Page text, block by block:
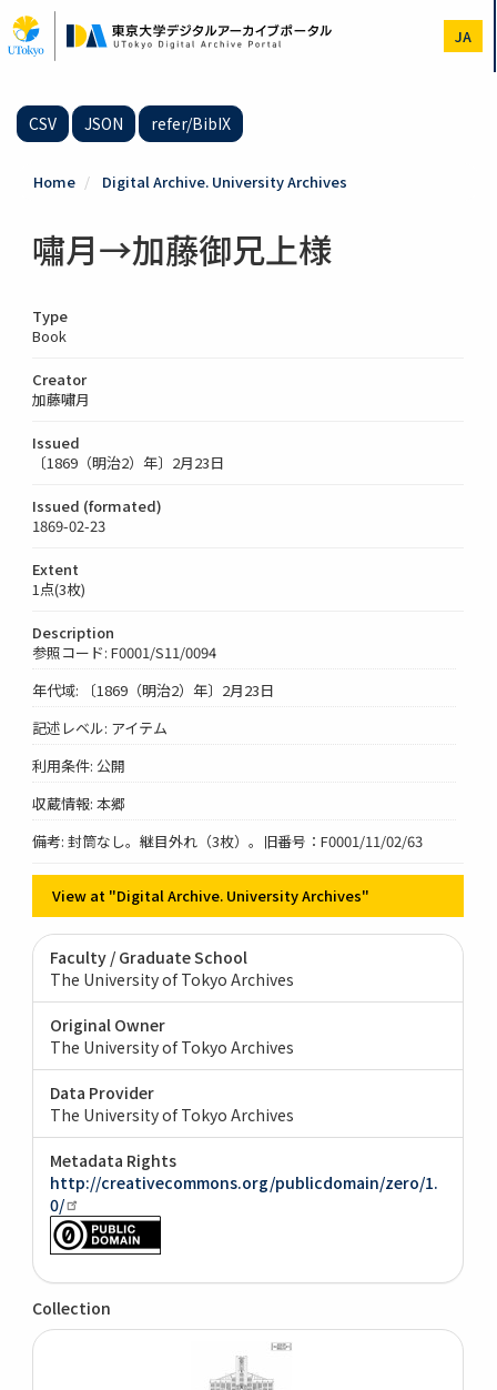
to
main
JA
CSV JSON refer/BibIX
Home Digital Archive. University Archives
嘯月→加藤御兄上様
Type
Book
Creator
加藤嘯月
Issued
〔1869（明治2）年〕2月23日
Issued (formated)
1869-02-23
Extent
1点(3枚)
Description
参照コード: F0001/S11/0094
年代域: 〔1869（明治2）年〕2月23日
記述レベル: アイテム
利用条件: 公開
収蔵情報: 本郷
備考: 封筒なし。継目外れ（3枚）。旧番号：F0001/11/02/63
View at "Digital Archive. University Archives"
Faculty / Graduate School
The University of Tokyo Archives
Original Owner
The University of Tokyo Archives
Data Provider
The University of Tokyo Archives
Metadata Rights
http://creativecommons.org/publicdomain/zero/1.
0/
Collection